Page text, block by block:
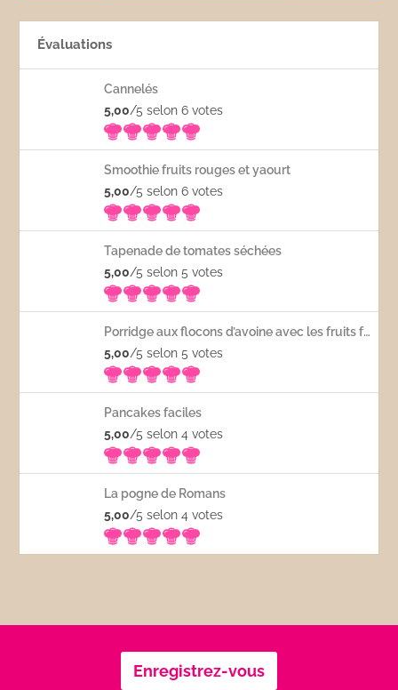
Évaluations
Cannelés
5,00/5 selon 6votes
Smoothie fruits rouges et yaourt
5,00/5 selon 6votes
Tapenade de tomates séchées
5,00/5 selon 5votes
Porridge aux flocons d’avoine avec les fruits frais
5,00/5 selon 5votes
Pancakes faciles
5,00/5 selon 4votes
La pogne de Romans
5,00/5 selon 4votes
Enregistrez-vous